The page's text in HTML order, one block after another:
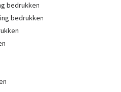
bedrukken
bedrukken